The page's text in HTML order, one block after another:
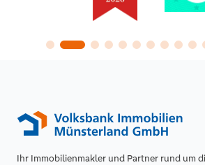
Ihr Immobilienmakler und Partner rund um